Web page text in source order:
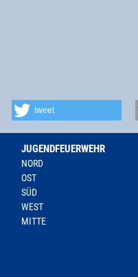
tweet
JUGENDFEUERWEHR
NORD
OST
SÜD
WEST
MITTE